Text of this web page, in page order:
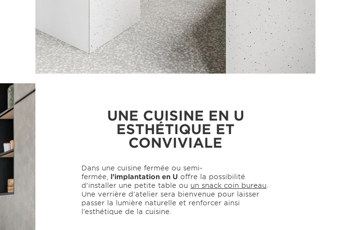
UNE CUISINE EN U
ESTHÉTIQUE ET
CONVIVIALE
Dans une cuisine fermée ou semi-
fermée, l’implantation en U offre la possibilité
d’installer une petite table ou un snack coin bureau
Une verrière d’atelier sera bienvenue pour laisser
passer la lumière naturelle et renforcer ainsi
l’esthétique de la cuisine.